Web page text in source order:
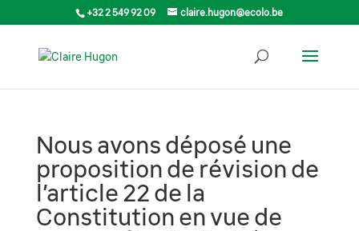
+32 2 549 92 09 claire.hugon@ecolo.be
Nous avons déposé une
proposition de révision de
l’article 22 de la
Constitution en vue de